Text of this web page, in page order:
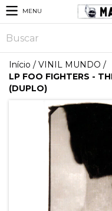
MENU
Início / VINIL MUNDO /
LP FOO FIGHTERS -
(DUPLO)